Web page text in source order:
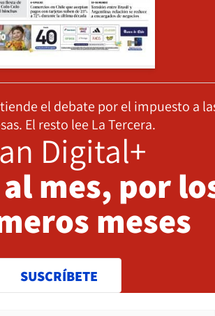
el debate por el impuesto a
El resto lee La Tercera.
Digital+
mes, por
meses
SUSCRÍBETE